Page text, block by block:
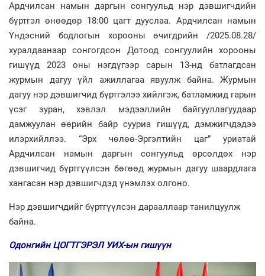
Ардчилсан намын даргын сонгуульд нэр дэвшигчдийн
бүртгэл өнөөдөр 18:00 цагт дууслаа. Ардчилсан намын
Үндэсний бодлогын хорооны өчигдрийн /2025.08.28/
хуралдаанаар сонгогдсон Дотоод сонгуулийн хорооны
гишүүд 2023 оны нэгдүгээр сарын 13-нд батлагдсан
журмын дагуу үйл ажиллагаа явуулж байна. Журмын
дагуу нэр дэвшигчид бүртгэлээ хийлгэж, батламжид гарын
үсэг зуран, хэвлэл мэдээллийн байгууллагуудаар
дамжуулан өөрийн байр сууриа гишүүд, дэмжигчдэдээ
илэрхийллээ. “Эрх чөлөө-Эргэлтийн цаг” уриатай
Ардчилсан намын даргын сонгуульд өрсөлдөх нэр
дэвшигчид бүртгүүлсэн бөгөөд журмын дагуу шаардлага
хангасан нэр дэвшигчдэд үнэмлэх олгоно.
Нэр дэвшигчдийг бүртгүүлсэн дарааллаар танилцуулж
байна.
Одонгийн ЦОГТГЭРЭЛ УИХ-ын гишүүн